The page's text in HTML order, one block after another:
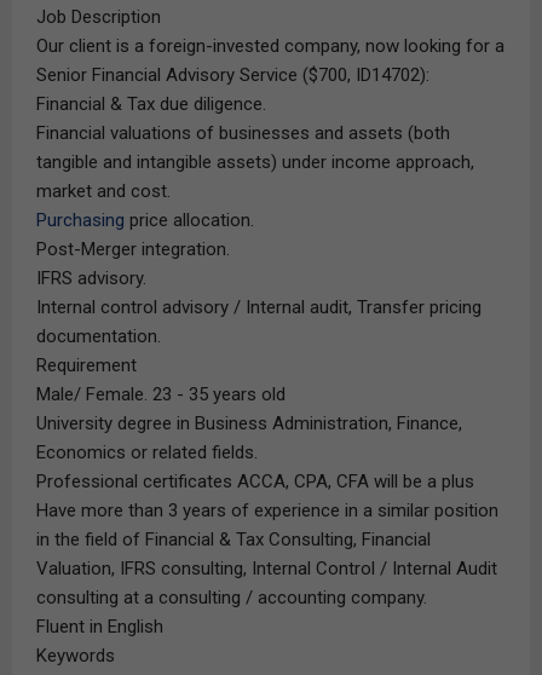
Job Description
Our client is a foreign-invested company, now looking for a
Senior Financial Advisory Service ($700, ID14702):
Financial & Tax due diligence.
Financial valuations of businesses and assets (both
tangible and intangible assets) under income approach,
market and cost.
Purchasing price allocation.
Post-Merger integration.
IFRS advisory.
Internal control advisory / Internal audit, Transfer pricing
documentation.
Requirement
Male/ Female. 23 - 35 years old
University degree in Business Administration, Finance,
Economics or related fields.
Professional certificates ACCA, CPA, CFA will be a plus
Have more than 3 years of experience in a similar position
in the field of Financial & Tax Consulting, Financial
Valuation, IFRS consulting, Internal Control / Internal Audit
consulting at a consulting / accounting company.
Fluent in English
Keywords